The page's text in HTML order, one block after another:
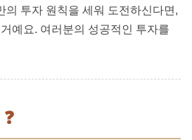
의 투자 원칙을 세워 도전하신다면,
예요. 여러분의 성공적인 투자를